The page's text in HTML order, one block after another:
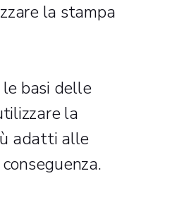
la stampa
basi delle
la
adatti alle